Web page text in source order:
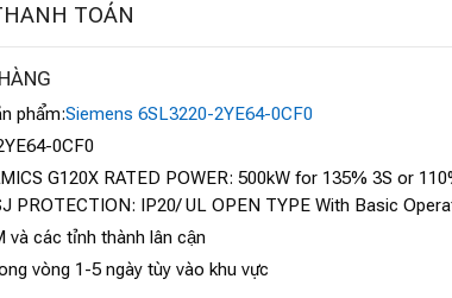
TOÁN
phẩm:Siemens 6SL3220-2YE64-0CF0
0CF0
G120X RATED POWER: 500kW for 135% 3S or
PROTECTION: IP20/ UL OPEN TYPE With Basic
và các tỉnh thành lân cận
vòng 1-5 ngày tùy vào khu vực